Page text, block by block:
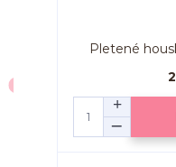
Pletené